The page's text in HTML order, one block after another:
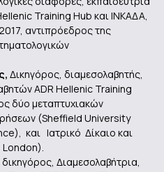
Training Hub και INKAΔΑ,
αντιπρόεδρος της
Δικηγόρος, διαμεσολαβητής,
ADR Hellenic Training
δύο μεταπτυχιακών
(Sheffield University
και Ιατρικό Δίκαιο και
δικηγόρος, Διαμεσολαβήτρια,